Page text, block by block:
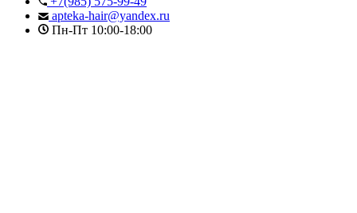
apteka-hair@yandex.ru
Пн-Пт 10:00-18:00